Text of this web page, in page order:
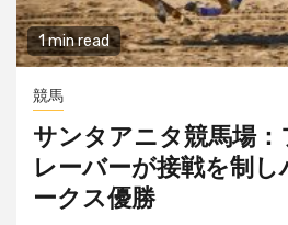
1 min read
競馬
サンタアニタ競馬場
レーバーが接戦を制
ークス優勝